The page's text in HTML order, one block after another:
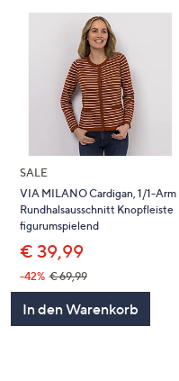
SALE
VIA MILANO Cardigan, 1/1-Arm
Rundhalsausschnitt Knopfleiste
figurumspielend
€ 39,99
-42% € 69,99
In den Warenkorb